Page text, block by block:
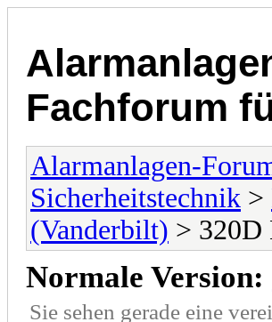
Fachforum
Alarmanlagen-
Sicherheitstechnik >
(Vanderbilt) > 320D
Normale Version:
Sie sehen gerade eine